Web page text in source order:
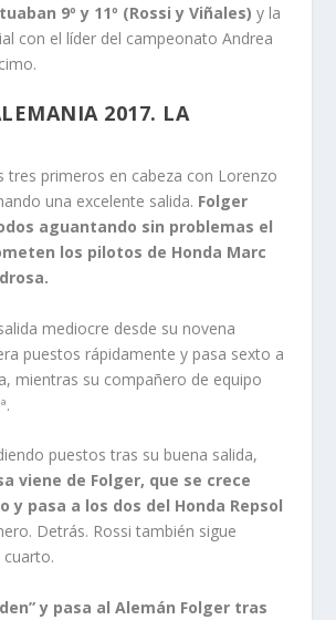
9º y 11º (Rossi y Viñales) y la
con el líder del campeonato Andrea
2017. LA
tres primeros en cabeza con Lorenzo
una excelente salida. Folger
aguantando sin problemas el
los pilotos de Honda Marc
mediocre desde su novena
puestos rápidamente y pasa sexto a
mientras su compañero de equipo
puestos tras su buena salida,
viene de Folger, que se crece
y pasa a los dos del Honda Repsol
Detrás. Rossi también sigue
cuarto.
y pasa al Alemán Folger tras